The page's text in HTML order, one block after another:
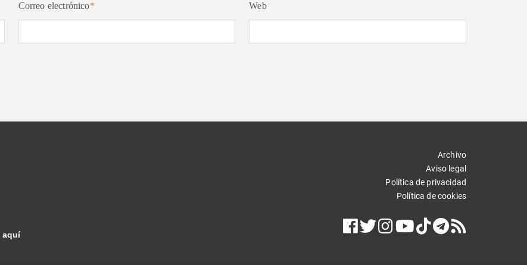
Correo electrónico* Web
aquí
Archivo
Aviso legal
Política de privacidad
Política de cookies